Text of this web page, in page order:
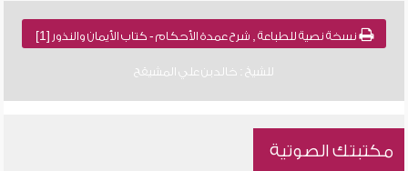
للشيخ : خالد بن علي المشيقح
مكتبتك الصوتية